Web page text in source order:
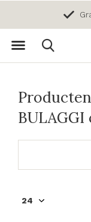
BULAGGI